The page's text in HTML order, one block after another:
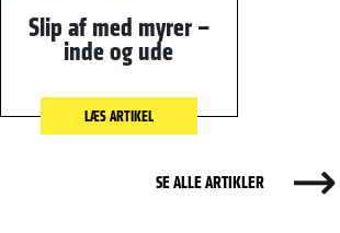
Slip af med myrer –
inde og ude
LÆS ARTIKEL
SE ALLE ARTIKLER